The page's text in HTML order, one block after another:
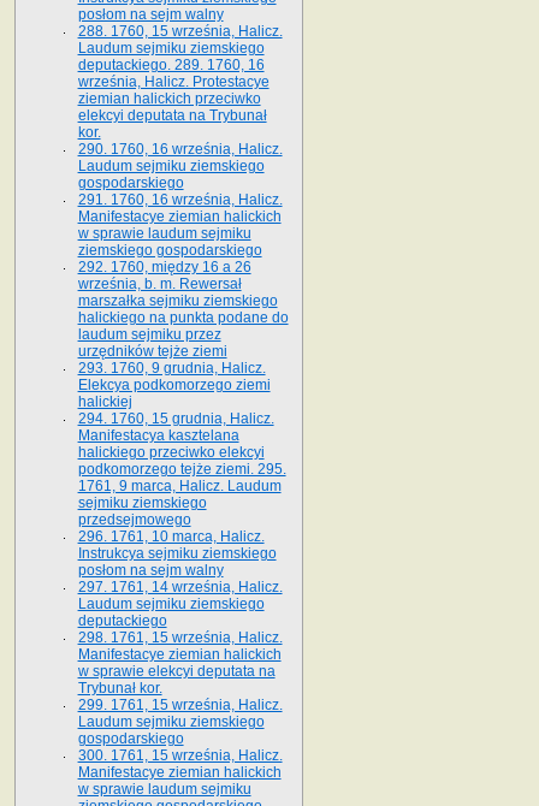
posłom na sejm walny
288. 1760, 15 września, Halicz.
Laudum sejmiku ziemskiego
deputackiego. 289. 1760, 16
września, Halicz. Protestacye
ziemian halickich przeciwko
elekcyi deputata na Trybunał
kor.
290. 1760, 16 września, Halicz.
Laudum sejmiku ziemskiego
gospodarskiego
291. 1760, 16 września, Halicz.
Manifestacye ziemian halickich
w sprawie laudum sejmiku
ziemskiego gospodarskiego
292. 1760, między 16 a 26
września, b. m. Rewersał
marszałka sejmiku ziemskiego
halickiego na punkta podane do
laudum sejmiku przez
urzędników tejże ziemi
293. 1760, 9 grudnia, Halicz.
Elekcya podkomorzego ziemi
halickiej
294. 1760, 15 grudnia, Halicz.
Manifestacya kasztelana
halickiego przeciwko elekcyi
podkomorzego tejże ziemi. 295.
1761, 9 marca, Halicz. Laudum
sejmiku ziemskiego
przedsejmowego
296. 1761, 10 marca, Halicz.
Instrukcya sejmiku ziemskiego
posłom na sejm walny
297. 1761, 14 września, Halicz.
Laudum sejmiku ziemskiego
deputackiego
298. 1761, 15 września, Halicz.
Manifestacye ziemian halickich
w sprawie elekcyi deputata na
Trybunał kor.
299. 1761, 15 września, Halicz.
Laudum sejmiku ziemskiego
gospodarskiego
300. 1761, 15 września, Halicz.
Manifestacye ziemian halickich
w sprawie laudum sejmiku